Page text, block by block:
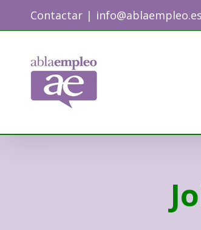
Contactar | info@ablaempleo.es